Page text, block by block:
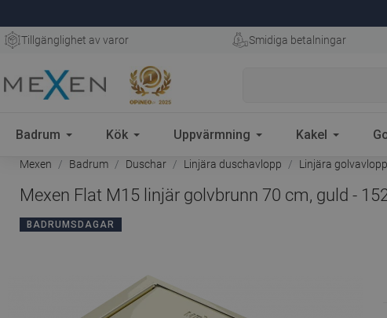
Tillgänglighet av varor Smidiga betalningar
Badrum Kök Uppvärmning Kakel
Mexen Badrum Duschar Linjära duschavlopp Linjära golvavlopp
Mexen Flat M15 linjär golvbrunn 70 cm, guld -
BADRUMSDAGAR